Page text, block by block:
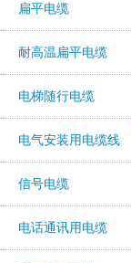
扁平电缆
耐高温扁平电缆
电梯随行电缆
电气安装用电缆线
信号电缆
电话通讯用电缆